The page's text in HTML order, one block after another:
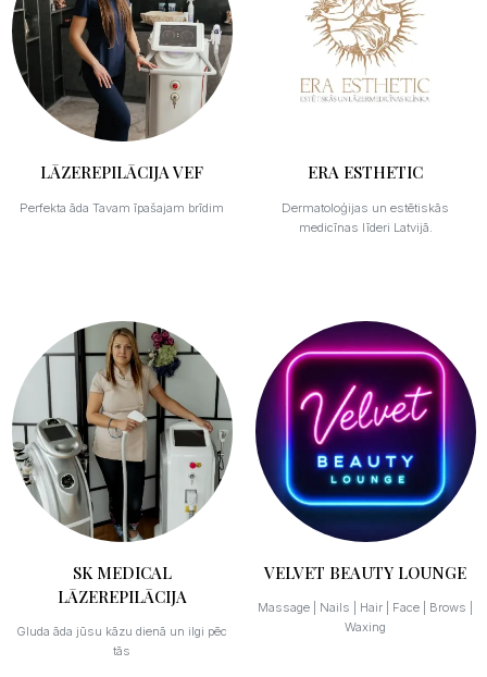
LĀZEREPILĀCIJA VEF
Perfekta āda Tavam īpašajam brīdim
ERA ESTHETIC
Dermatoloģijas un estētiskās
medicīnas līderi Latvijā.
SK MEDICAL
LĀZEREPILĀCIJA
Gluda āda jūsu kāzu dienā un ilgi pēc
tās
VELVET BEAUTY LOUNGE
Massage | Nails | Hair | Face | Brows |
Waxing